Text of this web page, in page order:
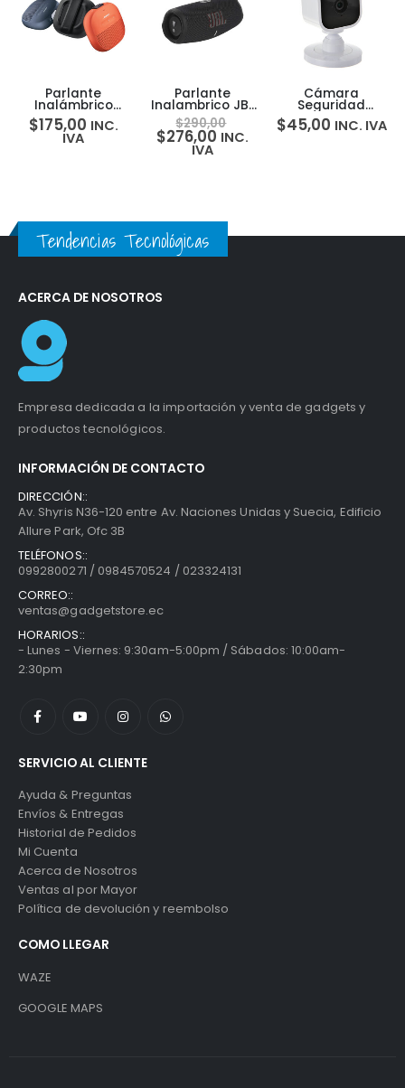
Parlante
Inalámbrico
Bluetooth Bose
SoundLink Micro
Waterproof
$175,00 INC.
IVA
Parlante
Inalambrico JBL
Charge 5
Bluetooth 40w
20 Horas IP67
$290,00
$276,00 INC.
IVA
Cámara
Seguridad
Inteligente
Inalámbrica
$45,00 INC. IVA
Tendencias Tecnológicas
ACERCA DE NOSOTROS
Empresa dedicada a la importación y venta de gadgets y
productos tecnológicos.
INFORMACIÓN DE CONTACTO
DIRECCIÓN::
Av. Shyris N36-120 entre Av. Naciones Unidas y Suecia, Edificio
Allure Park, Ofc 3B
TELÉFONOS::
0992800271 / 0984570524 / 023324131
CORREO::
ventas@gadgetstore.ec
HORARIOS::
- Lunes - Viernes: 9:30am-5:00pm / Sábados: 10:00am-
2:30pm
SERVICIO AL CLIENTE
Ayuda & Preguntas
Envíos & Entregas
Historial de Pedidos
Mi Cuenta
Acerca de Nosotros
Ventas al por Mayor
Política de devolución y reembolso
COMO LLEGAR
WAZE
GOOGLE MAPS